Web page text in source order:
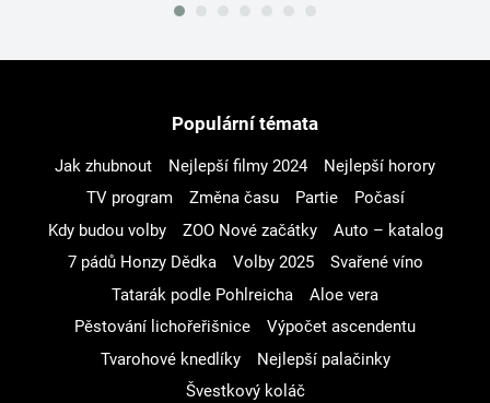
Populární témata
Jak zhubnout Nejlepší filmy 2024
Nejlepší horory
TV program
Změna času Partie
Počasí
Kdy budou volby
ZOO Nové začátky
Auto – katalog
7 pádů Honzy Dědka
Volby 2025
Svařené víno
Tatarák podle Pohlreicha
Aloe vera
Pěstování lichořeřišnice
Výpočet ascendentu
Tvarohové knedlíky
Nejlepší palačinky
Švestkový koláč